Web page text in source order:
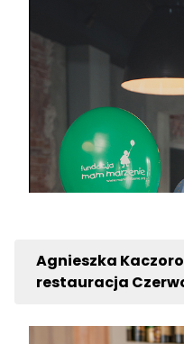
Agnieszka
restauracja